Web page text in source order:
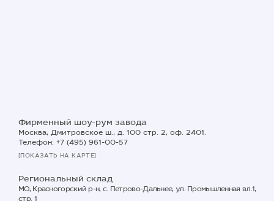
Фирменный шоу-рум завода
Москва, Дмитровское ш., д. 100 стр. 2, оф. 2401.
Телефон: +7 (495) 961-00-57
[ПОКАЗАТЬ НА КАРТЕ]
Региональный склад
МО, Красногорский р-н, с. Петрово-Дальнее, ул. Промышленная вл.1,
стр. 1